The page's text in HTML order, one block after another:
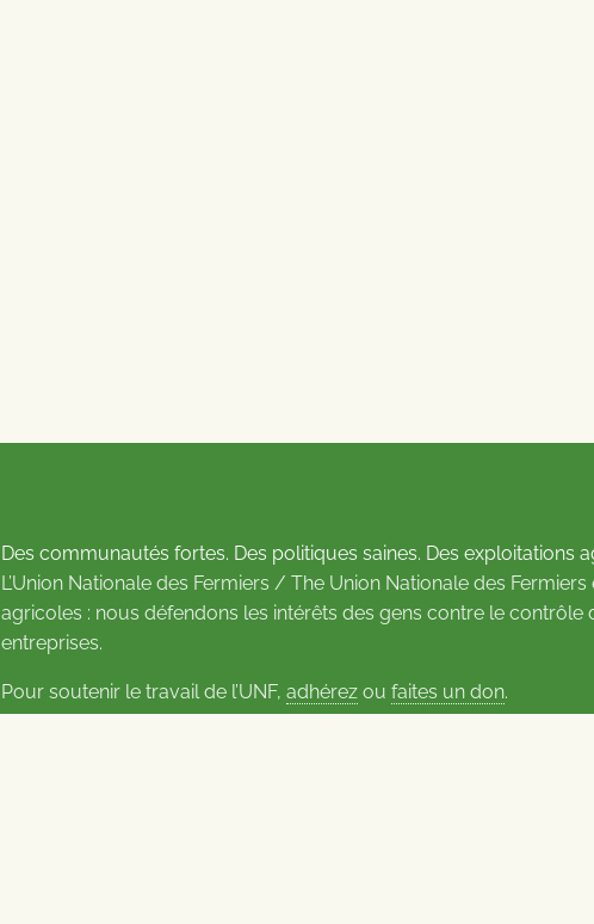
Des communautés fortes. Des politiques saines. Des exploitations
L’Union Nationale des Fermiers / The Union Nationale des
agricoles : nous défendons les intérêts des gens contre le contrôle
entreprises.
Pour soutenir le travail de l’UNF, adhérez ou faites un don.